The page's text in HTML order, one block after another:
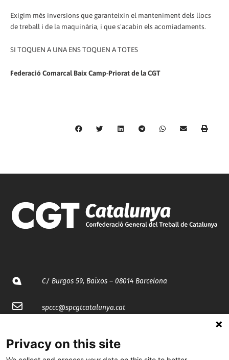
Exigim més inversions que garanteixin el manteniment dels llocs
de treball i de la maquinària, i que s'acabin els acomiadaments.
SI TOQUEN A UNA ENS TOQUEN A TOTES
Federació Comarcal Baix Camp-Priorat de la CGT
C/ Burgos 59, Baixos – 08014 Barcelona
spccc@spcgtcatalunya.cat
Privacy on this site